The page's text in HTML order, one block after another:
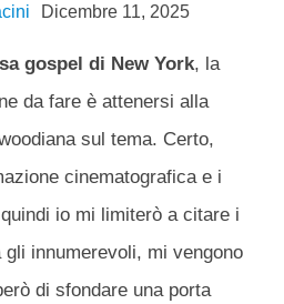
Dicembre 11, 2025
gospel di New York, la
da fare è attenersi alla
sul tema. Certo,
cinematografica e i
io mi limiterò a citare i
innumerevoli, mi vengono
di sfondare una porta